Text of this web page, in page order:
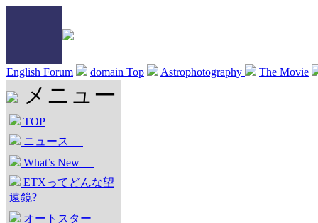
English Forum domain Top Astrophotography The Movie
メニュー
TOP
ニュース
What’s New
ETXってどんな望
遠鏡?
オートスター